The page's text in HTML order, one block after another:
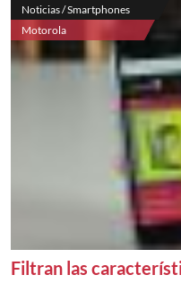
Noticias / Smartphones
Motorola
Filtran las